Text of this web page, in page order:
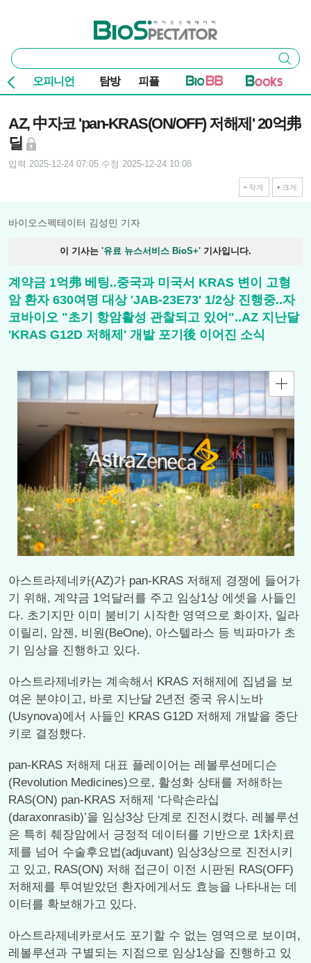
바이오스펙테이터
통
합
검
색
검색
오피니언 탐방 피플
AZ, 中자코 'pan-KRAS(ON/OFF) 저해제' 20억弗
딜
입력 2025-12-24 07:05 수정 2025-12-24 10:08
작게 크게
바이오스펙테이터 김성민 기자
이 기사는 '유료 뉴스서비스 BioS+' 기사입니다.
계약금 1억弗 베팅..중국과 미국서 KRAS 변이 고형
암 환자 630여명 대상 'JAB-23E73' 1/2상 진행중..자
코바이오 "초기 항암활성 관찰되고 있어"..AZ 지난달
'KRAS G12D 저해제' 개발 포기後 이어진 소식
아스트라제네카(AZ)가 pan-KRAS 저해제 경쟁에 들어가
기 위해, 계약금 1억달러를 주고 임상1상 에셋을 사들인
다. 초기지만 이미 붐비기 시작한 영역으로 화이자, 일라
이릴리, 암젠, 비원(BeOne), 아스텔라스 등 빅파마가 초
기 임상을 진행하고 있다.
아스트라제네카는 계속해서 KRAS 저해제에 집념을 보
여온 분야이고, 바로 지난달 2년전 중국 유시노바
(Usynova)에서 사들인 KRAS G12D 저해제 개발을 중단
키로 결정했다.
pan-KRAS 저해제 대표 플레이어는 레볼루션메디슨
(Revolution Medicines)으로, 활성화 상태를 저해하는
RAS(ON) pan-KRAS 저해제 ‘다락손라십
(daraxonrasib)’을 임상3상 단계로 진전시켰다. 레볼루션
은 특히 췌장암에서 긍정적 데이터를 기반으로 1차치료
제를 넘어 수술후요법(adjuvant) 임상3상으로 진전시키
고 있고, RAS(ON) 저해 접근이 이전 시판된 RAS(OFF)
저해제를 투여받았던 환자에게서도 효능을 나타내는 데
이터를 확보해가고 있다.
아스트라제네카로서도 포기할 수 없는 영역으로 보이며,
레볼루션과 구별되는 지점으로 임상1상을 진행하고 있